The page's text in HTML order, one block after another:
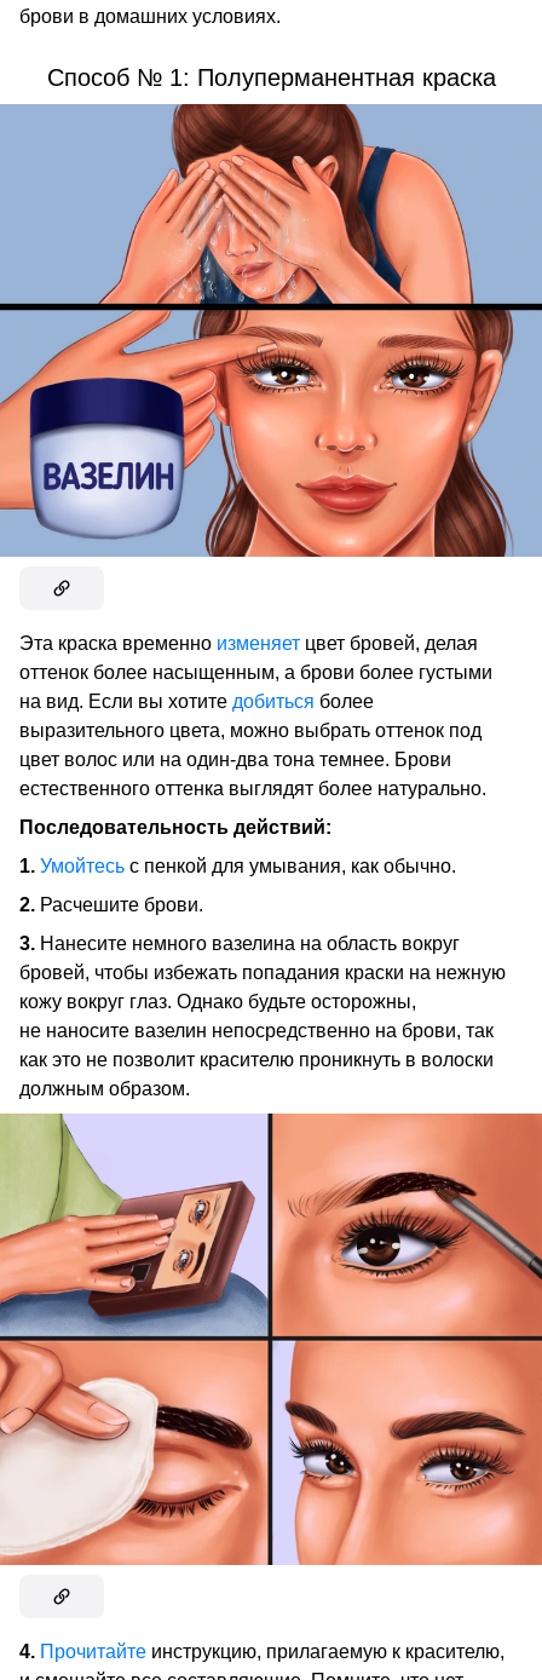
брови в домашних условиях.
Способ № 1: Полуперманентная краска
Эта краска временно изменяет цвет бровей, делая
оттенок более насыщенным, а брови более густыми
на вид. Если вы хотите добиться более
выразительного цвета, можно выбрать оттенок под
цвет волос или на один-два тона темнее. Брови
естественного оттенка выглядят более натурально.
Последовательность действий:
1. Умойтесь с пенкой для умывания, как обычно.
2. Расчешите брови.
3. Нанесите немного вазелина на область вокруг
бровей, чтобы избежать попадания краски на нежную
кожу вокруг глаз. Однако будьте осторожны,
не наносите вазелин непосредственно на брови, так
как это не позволит красителю проникнуть в волоски
должным образом.
4. Прочитайте инструкцию, прилагаемую к красителю,